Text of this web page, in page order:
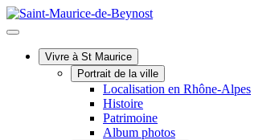
Vivre à St Maurice
Portrait de la ville
Localisation en Rhône-Alpes
Histoire
Patrimoine
Album photos